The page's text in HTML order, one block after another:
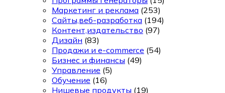
Маркетинг и реклама (253)
Сайты,веб-разработка (194)
Контент,издательство (97)
Дизайн (83)
Продажи и e-commerce (54)
Бизнес и финансы (49)
Управление (5)
Обучение (16)
Нишевые продукты (19)